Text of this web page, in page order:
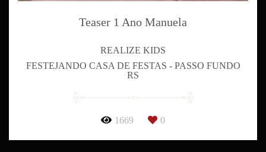
Teaser 1 Ano Manuela
REALIZE KIDS
FESTEJANDO CASA DE FESTAS - PASSO FUNDO
RS
1669 0